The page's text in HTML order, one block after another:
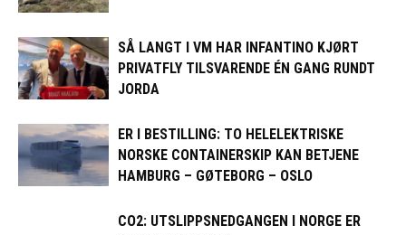
SÅ LANGT I VM HAR INFANTINO KJØRT
PRIVATFLY TILSVARENDE ÉN GANG RUNDT
JORDA
ER I BESTILLING: TO HELELEKTRISKE
NORSKE CONTAINERSKIP KAN BETJENE
HAMBURG – GØTEBORG – OSLO
CO2: UTSLIPPSNEDGANGEN I NORGE ER